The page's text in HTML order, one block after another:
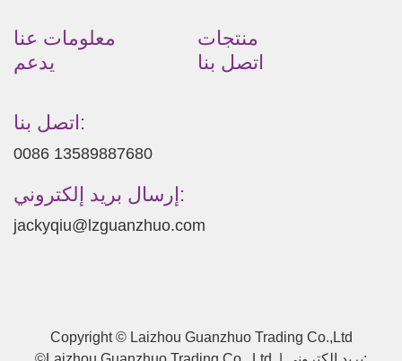
معلومات عنا
منتجات
يدعم
اتصل بنا
اتصل بنا:
0086 13589887680
إرسال بريد إلكتروني:
jackyqiu@lzguanzhuo.com
Copyright © Laizhou Guanzhuo Trading Co.,Ltd